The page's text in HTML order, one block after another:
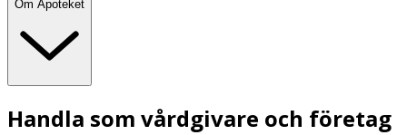
Om Apoteket
Handla som vårdgivare och företag